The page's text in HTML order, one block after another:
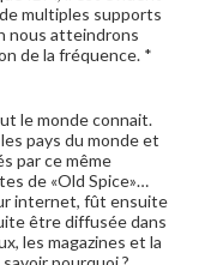
multiples supports
nous atteindrons
de la fréquence. *
le monde connait.
pays du monde et
par ce même
de «Old Spice»…
internet, fût ensuite
être diffusée dans
les magazines et la